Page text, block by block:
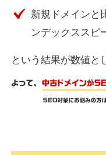
10,800円 入札 0件
fukuoka-
新規ドメインと
ンデックススピ
という結果が数値と